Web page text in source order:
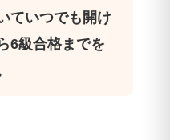
ていつでも開け
6級合格までを